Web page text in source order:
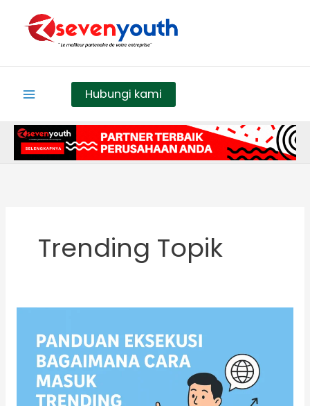
content
Hubungi kami
Trending Topik
Eksekusi
Bagaimana
Cara
Masuk
Trending